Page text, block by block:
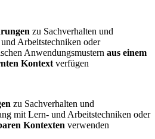
zu Sachverhalten und
Arbeitstechniken oder
Anwendungsmustern aus einem
Kontext verfügen
zu Sachverhalten und
mit Lern- und Arbeitstechniken oder
Kontexten verwenden